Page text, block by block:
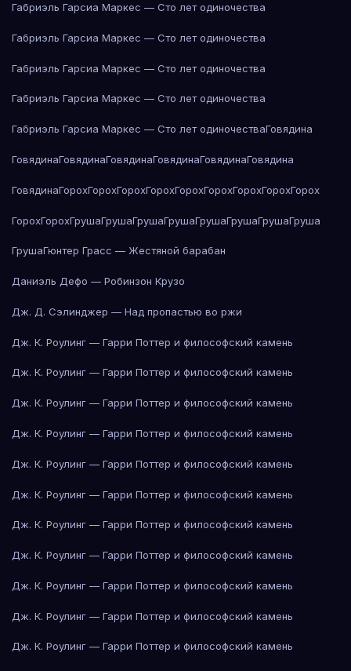
Габриэль Гарсиа Маркес — Сто лет одиночества
Габриэль Гарсиа Маркес — Сто лет одиночества
Габриэль Гарсиа Маркес — Сто лет одиночества
Габриэль Гарсиа Маркес — Сто лет одиночества
Габриэль Гарсиа Маркес — Сто лет одиночестваГовядина
ГовядинаГовядинаГовядинаГовядинаГовядинаГовядина
ГовядинаГорохГорохГорохГорохГорохГорохГорохГорохГорох
ГорохГорохГрушаГрушаГрушаГрушаГрушаГрушаГрушаГруша
ГрушаГюнтер Грасс — Жестяной барабан
Даниэль Дефо — Робинзон Крузо
Дж. Д. Сэлинджер — Над пропастью во ржи
Дж. К. Роулинг — Гарри Поттер и философский камень
Дж. К. Роулинг — Гарри Поттер и философский камень
Дж. К. Роулинг — Гарри Поттер и философский камень
Дж. К. Роулинг — Гарри Поттер и философский камень
Дж. К. Роулинг — Гарри Поттер и философский камень
Дж. К. Роулинг — Гарри Поттер и философский камень
Дж. К. Роулинг — Гарри Поттер и философский камень
Дж. К. Роулинг — Гарри Поттер и философский камень
Дж. К. Роулинг — Гарри Поттер и философский камень
Дж. К. Роулинг — Гарри Поттер и философский камень
Дж. К. Роулинг — Гарри Поттер и философский камень